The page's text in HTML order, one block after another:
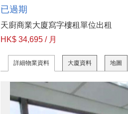
已過期
天廚商業大廈寫字樓租單位出租
HK$ 34,695 / 月
詳細物業資料 大廈資料 地圖